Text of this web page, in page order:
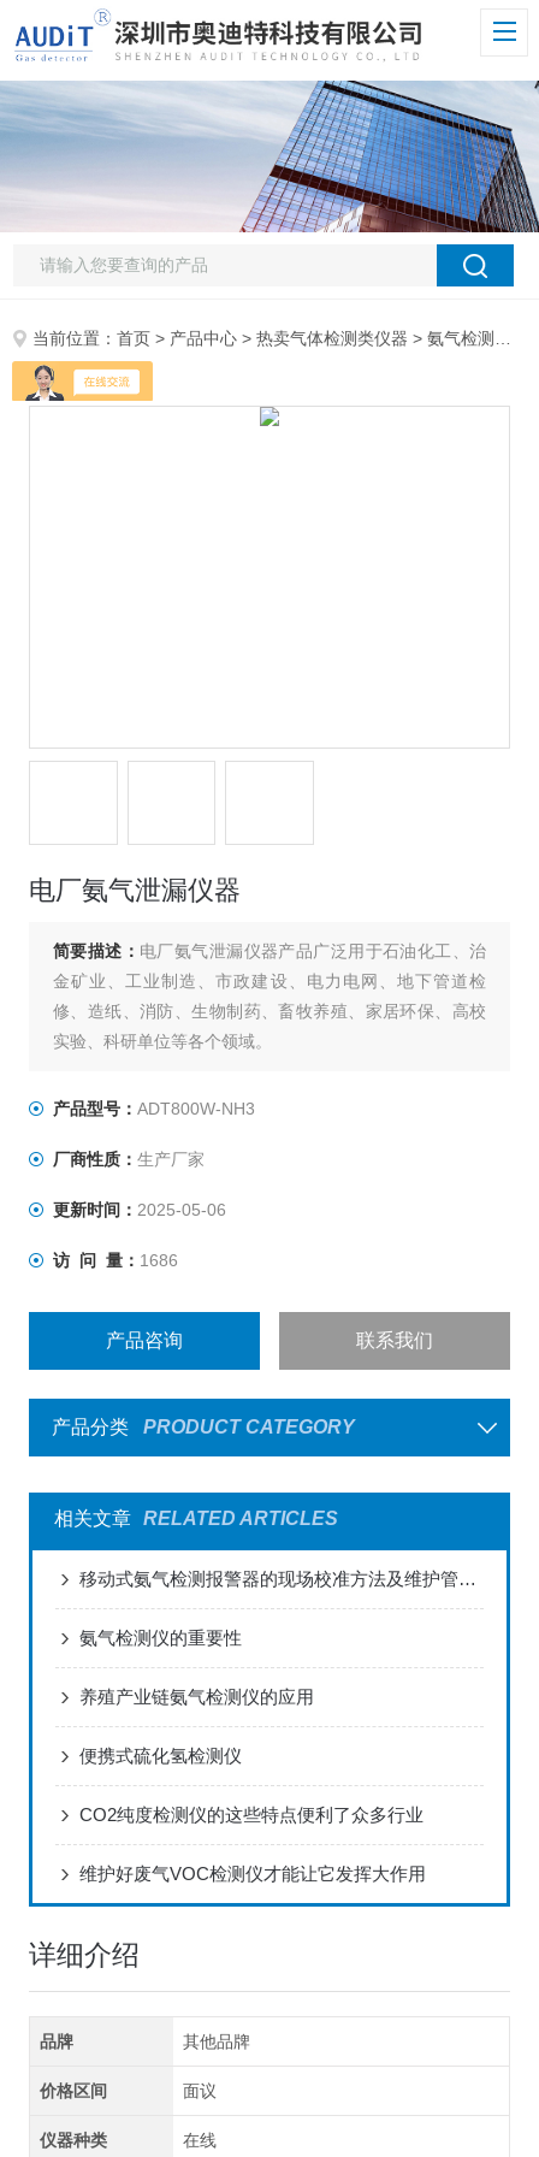
当前位置：首页 > 产品中心 >热卖气体检测类仪器 >氨气检测仪
电厂氨气泄漏仪器
简要描述： 电厂氨气泄漏仪器产品广泛用于石油化工、治
金矿业、工业制造、市政建设、电力电网、地下管道检
修、造纸、消防、生物制药、畜牧养殖、家居环保、高校
实验、科研单位等各个领域。
产品型号： ADT800W-NH3
厂商性质： 生产厂家
更新时间： 2025-05-06
访 问 量： 1686
产品咨询 联系我们
产品分类 PRODUCT CATEGORY
相关文章 RELATED ARTICLES
移动式氨气检测报警器的现场校准方法及维护管理研究
氨气检测仪的重要性
养殖产业链氨气检测仪的应用
便携式硫化氢检测仪
CO2纯度检测仪的这些特点便利了众多行业
维护好废气VOC检测仪才能让它发挥大作用
详细介绍
品牌 其他品牌
价格区间 面议
仪器种类 在线